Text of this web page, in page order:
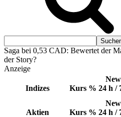
Saga bei 0,53 CAD: Bewertet der
der Story?
Anzeige
Indizes Kurs % 24 h /
Aktien Kurs % 24 h /